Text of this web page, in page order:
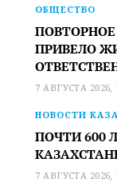
ОБЩЕСТВО
ПРИВЕЛО
7 АВГУСТА 2026,
НОВОСТИ
ПОЧТИ 600
7 АВГУСТА 2026,